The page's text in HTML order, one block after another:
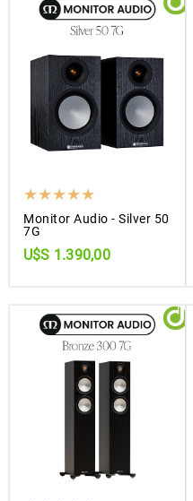
Monitor Audio - Silver 50
7G
U$S 1.390,00